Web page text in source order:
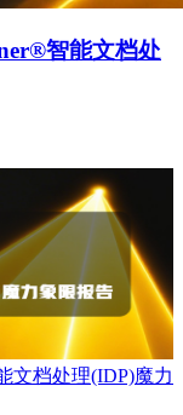
智能文档处
文档处理(IDP)魔力